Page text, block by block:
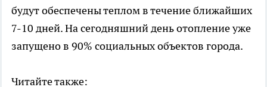
будут обеспечены теплом в течение ближайших
7-10 дней. На сегодняшний день отопление уже
запущено в 90% социальных объектов города.
Читайте также: